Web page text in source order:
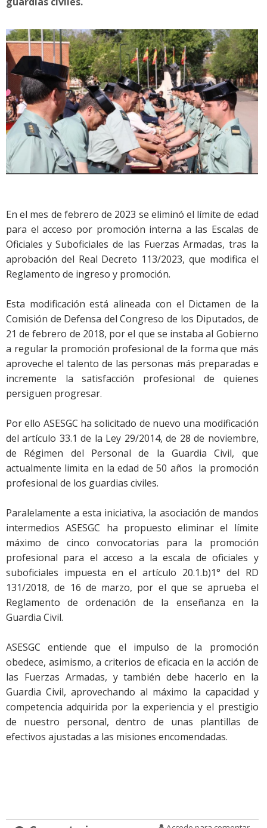
En el mes de febrero de 2023 se eliminó el límite de edad
para el acceso por promoción interna a las Escalas de
Oficiales y Suboficiales de las Fuerzas Armadas, tras la
aprobación del Real Decreto 113/2023, que modifica el
Reglamento de ingreso y promoción.
Esta modificación está alineada con el Dictamen de la
Comisión de Defensa del Congreso de los Diputados, de
21 de febrero de 2018, por el que se instaba al Gobierno
a regular la promoción profesional de la forma que más
aproveche el talento de las personas más preparadas e
incremente la satisfacción profesional de quienes
persiguen progresar.
Por ello ASESGC ha solicitado de nuevo una modificación
del artículo 33.1 de la Ley 29/2014, de 28 de noviembre,
de Régimen del Personal de la Guardia Civil, que
actualmente limita en la edad de 50 años la promoción
profesional de los guardias civiles.
Paralelamente a esta iniciativa, la asociación de mandos
intermedios ASESGC ha propuesto eliminar el límite
máximo de cinco convocatorias para la promoción
profesional para el acceso a la escala de oficiales y
suboficiales impuesta en el artículo 20.1.b)1° del RD
131/2018, de 16 de marzo, por el que se aprueba el
Reglamento de ordenación de la enseñanza en la
Guardia Civil.
ASESGC entiende que el impulso de la promoción
obedece, asimismo, a criterios de eficacia en la acción de
las Fuerzas Armadas, y también debe hacerlo en la
Guardia Civil, aprovechando al máximo la capacidad y
competencia adquirida por la experiencia y el prestigio
de nuestro personal, dentro de unas plantillas de
efectivos ajustadas a las misiones encomendadas.